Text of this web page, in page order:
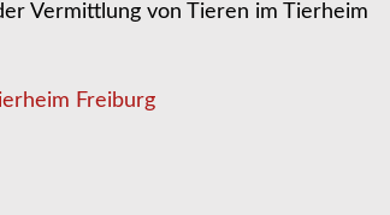
Vermittlung von Tieren im Tierheim
Freiburg